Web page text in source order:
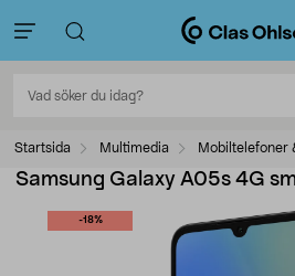
Startsida Multimedia Mobiltelefoner
Samsung Galaxy A05s 4G
-18%